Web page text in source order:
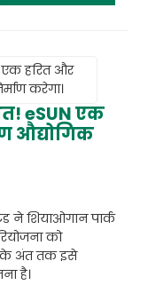
eSUN एक
औद्योगिक
ने शियाओगान पार्क
को
के अंत तक इसे
है।